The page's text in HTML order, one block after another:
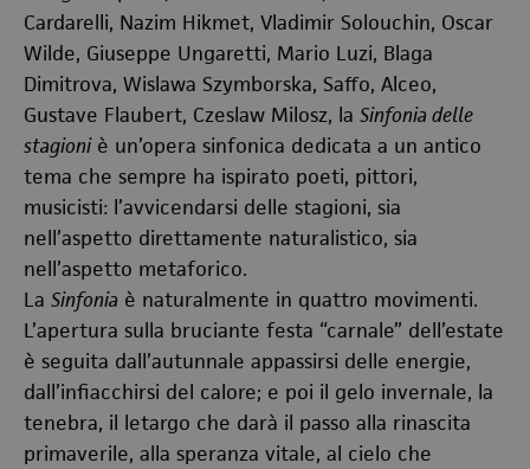
Cardarelli, Nazim Hikmet, Vladimir Solouchin, Oscar
Wilde, Giuseppe Ungaretti, Mario Luzi, Blaga
Dimitrova, Wislawa Szymborska, Saffo, Alceo,
Gustave Flaubert, Czeslaw Milosz, la Sinfonia delle
stagioniè un’opera sinfonica dedicata a un antico
tema che sempre ha ispirato poeti, pittori,
musicisti: l’avvicendarsi delle stagioni, sia
nell’aspetto direttamente naturalistico, sia
nell’aspetto metaforico.
La Sinfonia è naturalmente in quattro movimenti.
L’apertura sulla bruciante festa “carnale” dell’estate
è seguita dall’autunnale appassirsi delle energie,
dall’infiacchirsi del calore; e poi il gelo invernale, la
tenebra, il letargo che darà il passo alla rinascita
primaverile, alla speranza vitale, al cielo che